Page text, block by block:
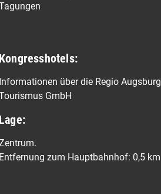
Kongresshotels:
Informationen über die Regio Augsburg
GmbH
Lage:
Entfernung zum Hauptbahnhof: 0,5 km